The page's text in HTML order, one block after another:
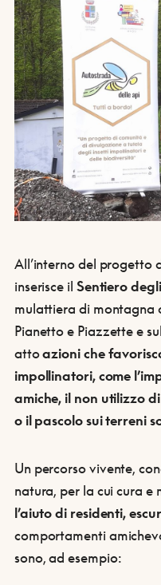
All’interno del progetto
inserisce il Sentiero
mulattiera di montagna
Pianetto e Piazzette e
attoazioni che
impollinatori, come
amiche, il non utilizzo
o il pascolo sui terreni
Un percorso vivente,
natura, per la cui cura e
l’aiuto di residenti,
comportamenti
sono, ad esempio: